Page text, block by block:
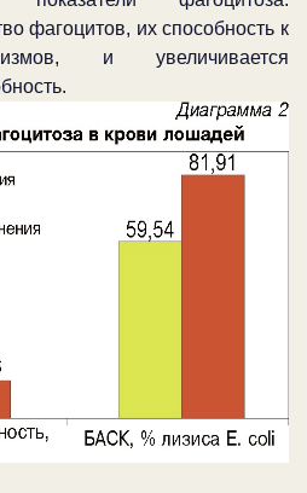
фагоцитов, их способность к
и увеличивается